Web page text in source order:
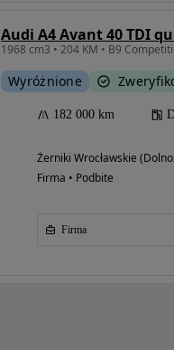
Audi A4 Avant 40 TDI
Wyróżnione
182 000 km
Żerniki Wrocławskie
Firma • Podbite
Firma